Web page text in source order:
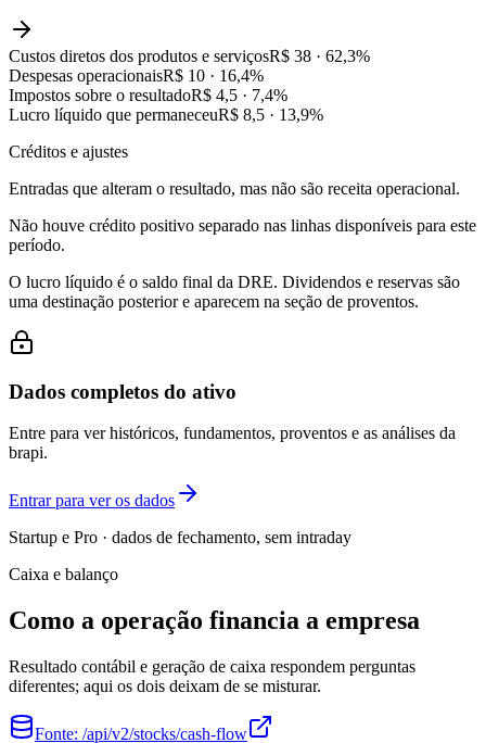
Custos diretos dos produtos e serviçosR$ 38 · 62,3%
Despesas operacionaisR$ 10 · 16,4%
Impostos sobre o resultadoR$ 4,5 · 7,4%
Lucro líquido que permaneceuR$ 8,5 · 13,9%
Créditos e ajustes
Entradas que alteram o resultado, mas não são receita operacional.
Não houve crédito positivo separado nas linhas disponíveis para este
período.
O lucro líquido é o saldo final da DRE. Dividendos e reservas são
uma destinação posterior e aparecem na seção de proventos.
Dados completos do ativo
Entre para ver históricos, fundamentos, proventos e as análises da
brapi.
Entrar para ver os dados
Startup e Pro · dados de fechamento, sem intraday
Caixa e balanço
Como a operação financia a empresa
Resultado contábil e geração de caixa respondem perguntas
diferentes; aqui os dois deixam de se misturar.
Fonte: /api/v2/stocks/cash-flow